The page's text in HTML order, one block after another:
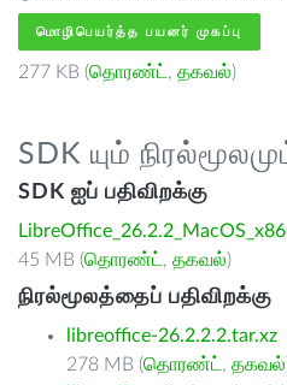
மொழிபெயர்த்த பயனர் முகப்பு
277 KB (தொரண்ட் , தகவல்)
SDK யும்
SDK ஐப் பதிவிறக்கு
45 MB (தொரண்ட் , தகவல்)
நிரல்மூலத்தைப் பதிவிறக்கு
libreoffice-26.2.2.2.tar.xz
278 MB (தொரண்ட் , தகவல்